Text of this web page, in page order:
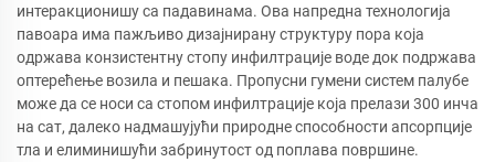
интеракционишу са падавинама. Ова напредна технологија
павоара има пажљиво дизајнирану структуру пора која
одржава конзистентну стопу инфилтрације воде док подржава
оптерећење возила и пешака. Пропусни гумени систем палубе
може да се носи са стопом инфилтрације која прелази 300 инча
на сат, далеко надмашујући природне способности апсорпције
тла и елиминишући забринутост од поплава површине.